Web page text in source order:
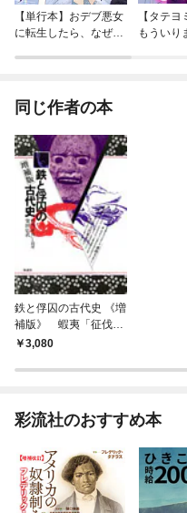
【単行本】おデブ悪女
に転生したら、なぜか
【タテ
もういり
同じ作者の本
鉄と俘囚の古代史 《増
補版》 蝦夷「征伐」
と別所
3,080
彩流社のおすすめ本